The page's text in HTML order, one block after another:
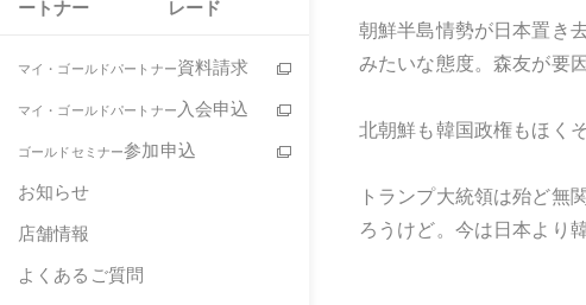
ートナー
レード
マイ・ゴールドパートナー資料請求
マイ・ゴールドパートナー 入会申込
ゴールドセミナー参加申込
お知らせ
店舗情報
よくあるご質問
朝鮮半島情勢が日本置き
みたいな態度。森友が要
北朝鮮も韓国政権もほく
トランプ大統領は殆ど無
ろうけど。今は日本より